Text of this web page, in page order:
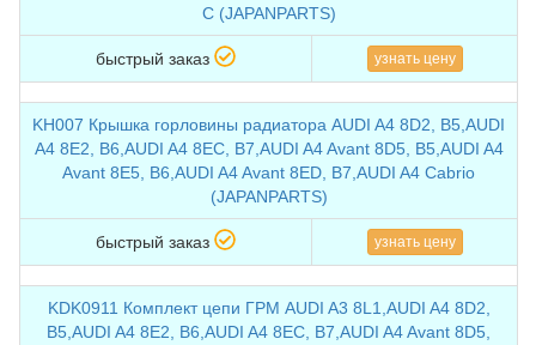
C (JAPANPARTS)
быстрый заказ узнать цену
KH007 Крышка горловины радиатора AUDI A4 8D2, B5,AUDI
A4 8E2, B6,AUDI A4 8EC, B7,AUDI A4 Avant 8D5, B5,AUDI A4
Avant 8E5, B6,AUDI A4 Avant 8ED, B7,AUDI A4 Cabrio
(JAPANPARTS)
быстрый заказ узнать цену
KDK0911 Комплект цепи ГРМ AUDI A3 8L1,AUDI A4 8D2,
B5,AUDI A4 8E2, B6,AUDI A4 8EC, B7,AUDI A4 Avant 8D5,